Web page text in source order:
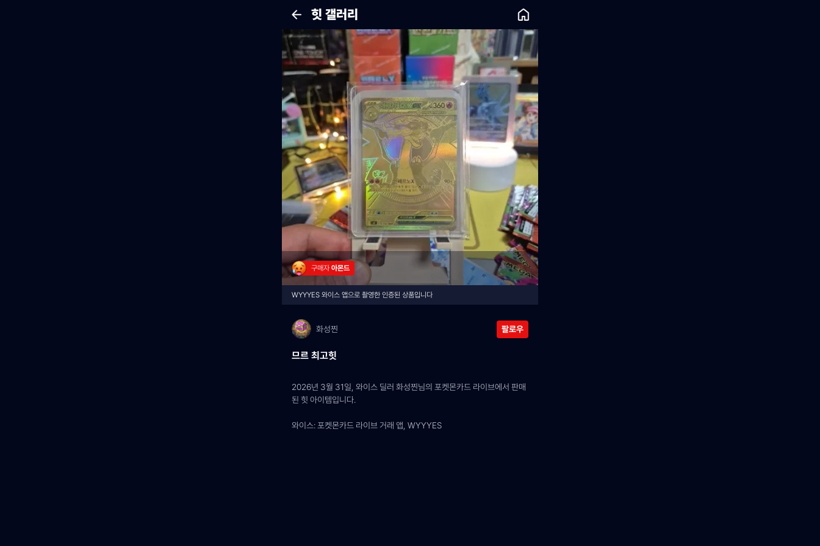
힛 갤러리
구매자 아몬드
WYYYES 와이스 앱으로 촬영한 인증된 상품입니다
화성찐 팔로우
므르 최고힛
2026년 3월 31일, 와이스 딜러 화성찐님의 포켓몬카드 라이브에서 판매
된 힛 아이템입니다.
와이스: 포켓몬카드 라이브 거래 앱, WYYYES